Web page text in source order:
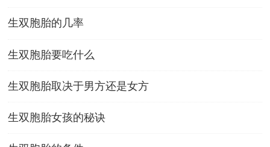
生双胞胎的几率
生双胞胎要吃什么
生双胞胎取决于男方还是女方
生双胞胎女孩的秘诀